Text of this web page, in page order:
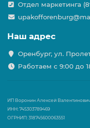
Отдел маркетинга
Наш адрес
Оренбург, ул.
Работаем с 9:00 до
ИП Воронин Алексей Валентинович
ИНН: 745303789469
ОГРНИП: 318745600063551